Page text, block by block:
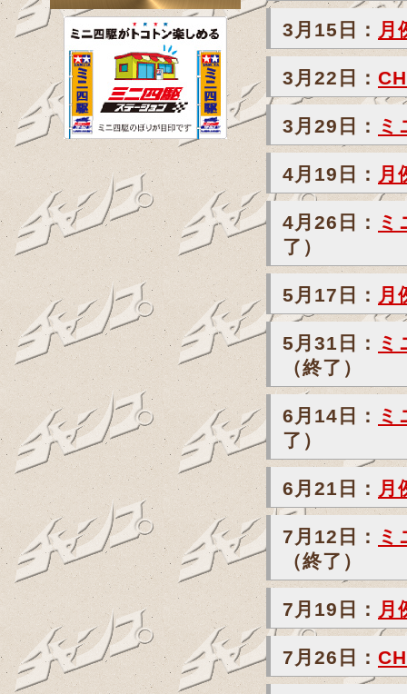
3月15日： 月
3月22日：
3月29日： ミ
4月19日： 月
4月26日：
ミ
了）
5月17日： 月
5月31日：
ミ
（終了）
6月14日：
ミ
了）
6月21日： 月
7月12日：
ミ
（終了）
7月19日： 月
7月26日：